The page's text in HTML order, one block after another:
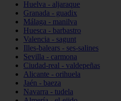
Huelva - aljaraque
Granada - guadix
Málaga - manilva
Huesca - barbastro
Valencia - sagunt
Illes-balears - ses-salines
Sevilla - carmona
Ciudad-real - valdepeñas
Alicante - orihuela
Jaén - baeza
Navarra - tudela